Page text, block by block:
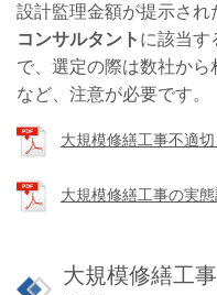
設計監理金額が提示され
コンサルタント に該当す
で、選定の際は数社か
など、注意が必要です。
大規模修繕工事不適
大規模修繕工事の実態
大規模修繕工